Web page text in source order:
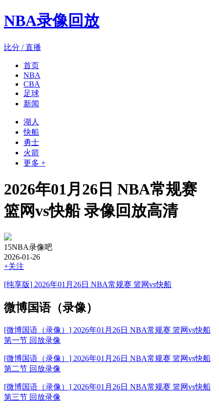
NBA录像回放
比分 / 直播
首页
NBA
CBA
足球
新闻
湖人
快船
勇士
火箭
更多 +
2026年01月26日 NBA常规赛
篮网vs快船 录像回放高清
15NBA录像吧
2026-01-26
+关注
[纯享版] 2026年01月26日 NBA常规赛 篮网vs快船
微博国语（录像）
[微博国语（录像） ] 2026年01月26日 NBA常规赛 篮网vs快船
第一节 回放录像
[微博国语（录像） ] 2026年01月26日 NBA常规赛 篮网vs快船
第二节 回放录像
[微博国语（录像） ] 2026年01月26日 NBA常规赛 篮网vs快船
第三节 回放录像